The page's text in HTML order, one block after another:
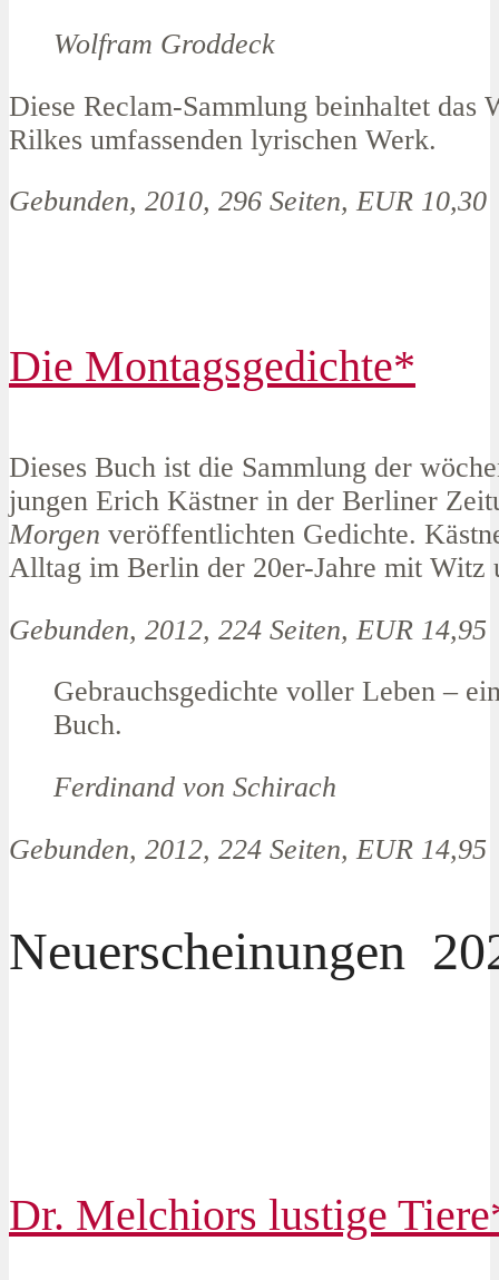
Wolfram Groddeck
Diese Reclam-Sammlung beinhaltet das
Rilkes umfassenden lyrischen Werk.
Gebunden, 2010, 296 Seiten, EUR 10,30
Die Montagsgedichte*
Dieses Buch ist die Sammlung der
jungen Erich Kästner in der Berliner
Morgen veröffentlichten Gedichte.
Alltag im Berlin der 20er-Jahre mit Witz
Gebunden, 2012, 224 Seiten, EUR 14,95
Gebrauchsgedichte voller Leben –
Buch.
Ferdinand von Schirach
Gebunden, 2012, 224 Seiten, EUR 14,95
Neuerscheinungen
Dr. Melchiors lustige